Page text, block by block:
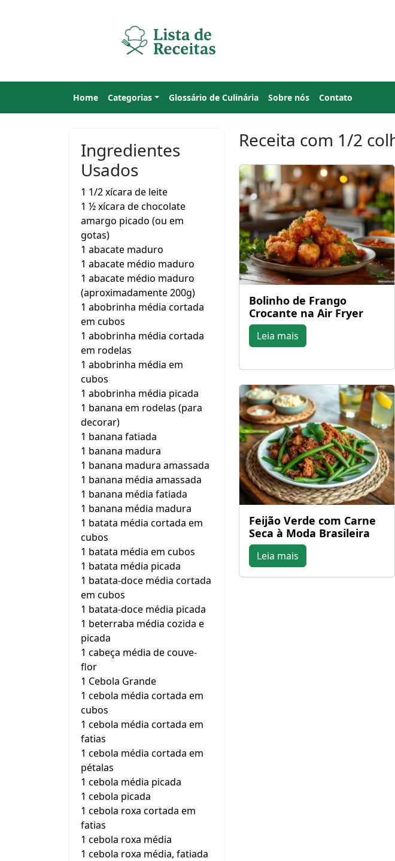
Home Categorias Glossário de Culinária Sobre nós Contato
Ingredientes
Usados
1 1/2 xícara de leite
1 ½ xícara de chocolate
amargo picado (ou em
gotas)
1 abacate maduro
1 abacate médio maduro
1 abacate médio maduro
(aproximadamente 200g)
1 abobrinha média cortada
em cubos
1 abobrinha média cortada
em rodelas
1 abobrinha média em
cubos
1 abobrinha média picada
1 banana em rodelas (para
decorar)
1 banana fatiada
1 banana madura
1 banana madura amassada
1 banana média amassada
1 banana média fatiada
1 banana média madura
1 batata média cortada em
cubos
1 batata média em cubos
1 batata média picada
1 batata-doce média cortada
em cubos
1 batata-doce média picada
1 beterraba média cozida e
picada
1 cabeça média de couve-
flor
1 Cebola Grande
1 cebola média cortada em
cubos
1 cebola média cortada em
fatias
1 cebola média cortada em
pétalas
1 cebola média picada
1 cebola picada
1 cebola roxa cortada em
fatias
1 cebola roxa média
1 cebola roxa média, fatiada
Receita com 1/2
Bolinho de Frango
Crocante na Air Fryer
Leia mais
Feijão Verde com Carne
Seca à Moda Brasileira
Leia mais